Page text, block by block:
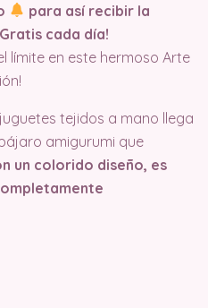
para así recibir la
cada día!
límite en este hermoso Arte
tejidos a mano llega
amigurumi que
un colorido diseño, es